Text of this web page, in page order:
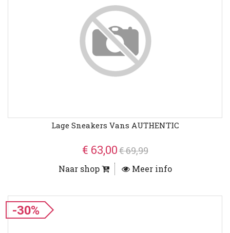
Lage Sneakers Vans AUTHENTIC
€ 63,00€ 69,99
Naar shop Meer info
-30%